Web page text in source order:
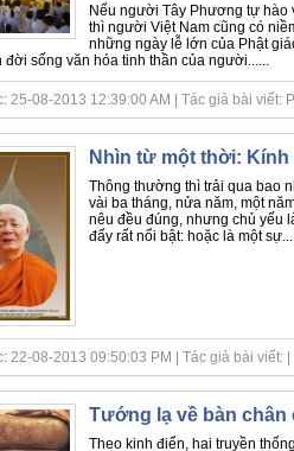
Nếu người Tây Phương tự hào
thì người Việt Nam cũng có
những ngày lễ lớn của Phật
đời sống văn hóa tinh thần của người......
25-08-2013 12:39:00 AM | Tác giả bài viết:
Nhìn từ một thời:
Thông thường thì trải qua bao
vài ba tháng, nửa năm, một
nêu đều đúng, nhưng chủ yếu
đấy rất nổi bật: hoặc là một sự......
22-08-2013 09:50:03 PM | Tác giả bài viết: |
Tướng lạ về bàn chân
Theo kinh điển, hai truyền